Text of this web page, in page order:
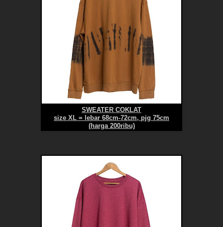
SWEATER COKLAT
size XL = lebar 68cm-72cm, pjg 75cm
(harga 200ribu)